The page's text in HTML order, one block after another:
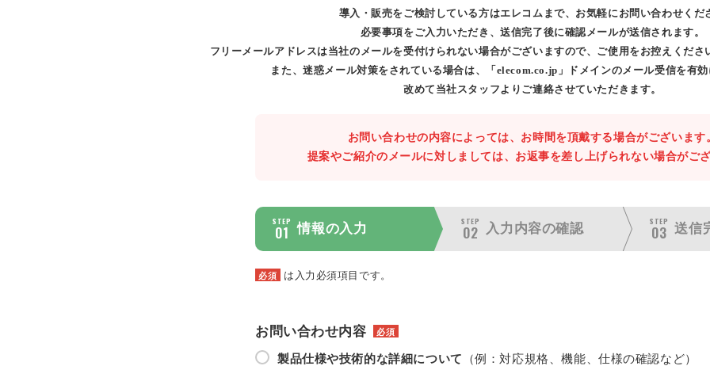
導入・販売をご検討している方はエレコムまで、お気軽にお問い合わせくだ
必要事項をご入力いただき、送信完了後に確認メールが送信されます。
フリーメールアドレスは当社のメールを受付けられない場合がございますので、ご使用をお控えくださ
また、迷惑メール対策をされている場合は、「elecom.co.jp」ドメインのメール受信を有効
改めて当社スタッフよりご連絡させていただきます。
お問い合わせの内容によっては、お時間を頂戴する場合がございます
提案やご紹介のメールに対しましては、お返事を差し上げられない場合がござ
STEP
01 情報の入力
STEP
02 入力内容の確認
STEP
03 送信
必須 は入力必須項目です。
お問い合わせ内容 必須
製品仕様や技術的な詳細について （例：対応規格、機能、仕様の確認など）